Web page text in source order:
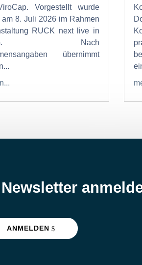
Vorgestellt wurde
am 8. Juli 2026 im Rahmen
RUCK next live in
Nach
übernimmt
ANMELDEN